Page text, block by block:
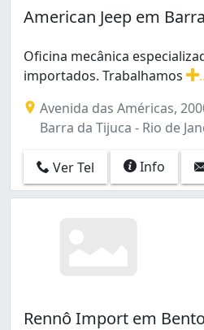
American Jeep em
Oficina mecânica
importados. Trabalhamos
Avenida das Américas,
Barra da Tijuca - Rio de
Ver Tel Info
Rennô Import em